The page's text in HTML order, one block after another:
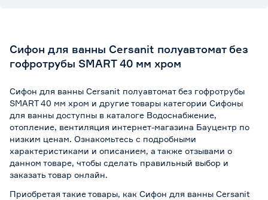
Сифон для ванны Cersanit полуавтомат без
гофротрубы SMART 40 мм хром
Сифон для ванны Cersanit полуавтомат без гофротрубы
SMART 40 мм хром и другие товары категории Сифоны
для ванны доступны в каталоге Водоснабжение,
отопление, вентиляция интернет-магазина Бауцентр по
низким ценам. Ознакомьтесь с подробными
характеристиками и описанием, а также отзывами о
данном товаре, чтобы сделать правильный выбор и
заказать товар онлайн.
Приобретая такие товары, как Сифон для ванны Cersanit